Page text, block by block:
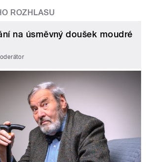
ROZHLASU
na úsměvný doušek moudré